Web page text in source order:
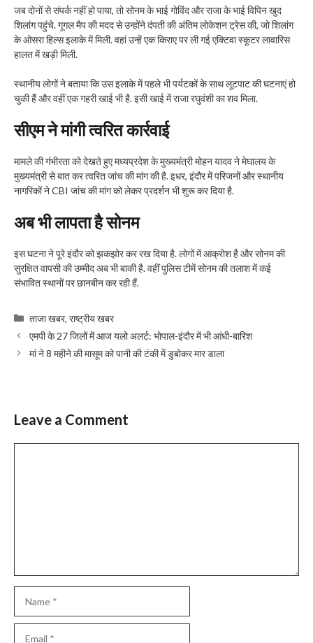
जब दोनों से संपर्क नहीं हो पाया, तो सोनम के भाई गोविंद और राजा के भाई विपिन खुद
शिलांग पहुंचे. गूगल मैप की मदद से उन्होंने दंपती की अंतिम लोकेशन ट्रेस की, जो शिलांग
के ओसरा हिल्स इलाके में मिली. वहां उन्हें एक किराए पर ली गई एक्टिवा स्कूटर लावारिस
हालत में खड़ी मिली.
स्थानीय लोगों ने बताया कि उस इलाके में पहले भी पर्यटकों के साथ लूटपाट की घटनाएं हो
चुकी हैं और वहीं एक गहरी खाई भी है. इसी खाई में राजा रघुवंशी का शव मिला.
सीएम ने मांगी त्वरित कार्रवाई
मामले की गंभीरता को देखते हुए मध्यप्रदेश के मुख्यमंत्री मोहन यादव ने मेघालय के
मुख्यमंत्री से बात कर त्वरित जांच की मांग की है. इधर, इंदौर में परिजनों और स्थानीय
नागरिकों ने CBI जांच की मांग को लेकर प्रदर्शन भी शुरू कर दिया है.
अब भी लापता है सोनम
इस घटना ने पूरे इंदौर को झकझोर कर रख दिया है. लोगों में आक्रोश है और सोनम की
सुरक्षित वापसी की उम्मीद अब भी बाकी है. वहीं पुलिस टीमें सोनम की तलाश में कई
संभावित स्थानों पर छानबीन कर रही हैं.
Categories
ताजा खबर,राष्ट्रीय खबर
एमपी के 27 जिलों में आज यलो अलर्ट: भोपाल-इंदौर में भी आंधी-बारिश
मां ने 8 महीने की मासूम को पानी की टंकी में डुबोकर मार डाला
Leave a Comment